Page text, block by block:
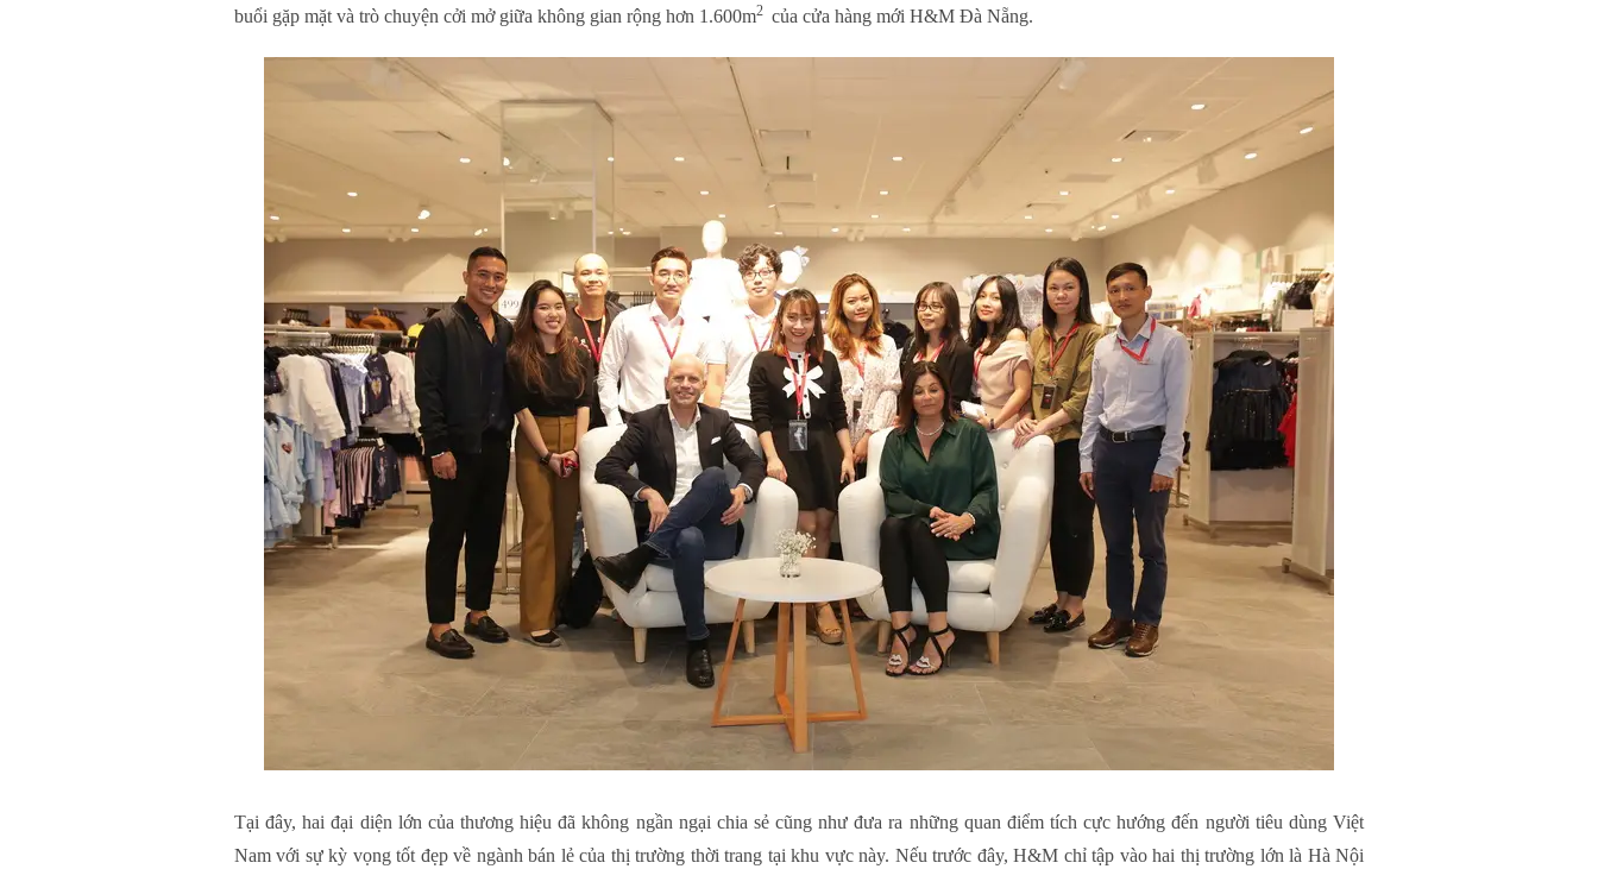
buổi gặp mặt và trò chuyện cởi mở giữa không gian rộng hơn 1.600m2 của cửa hàng mới H&M Đà Nẵng.
Tại đây, hai đại diện lớn của thương hiệu đã không ngần ngại chia sẻ cũng như đưa ra những quan điểm tích cực hướng đến người tiêu dùng Việt
Nam với sự kỳ vọng tốt đẹp về ngành bán lẻ của thị trường thời trang tại khu vực này. Nếu trước đây, H&M chỉ tập vào hai thị trường lớn là Hà Nội